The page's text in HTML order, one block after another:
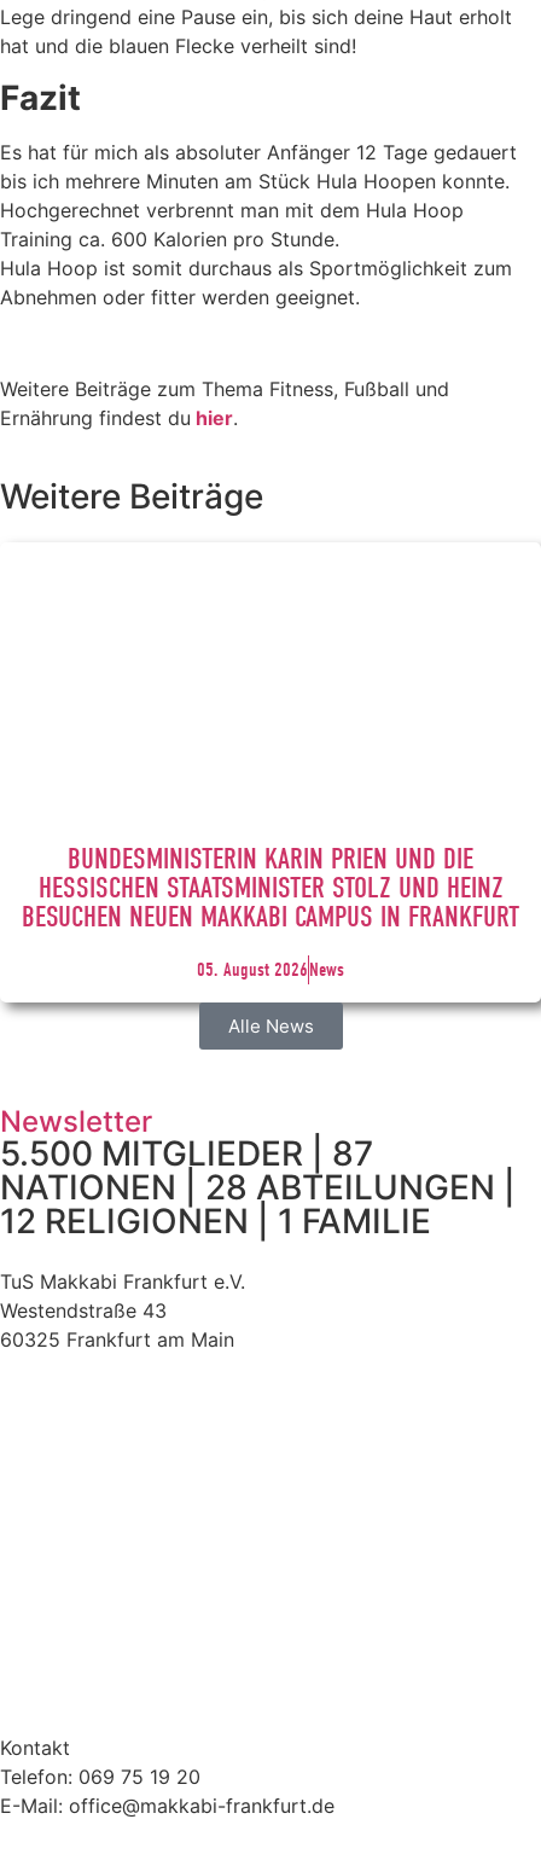
Lege dringend eine Pause ein, bis sich deine Haut erholt
hat und die blauen Flecke verheilt sind!
Fazit
Es hat für mich als absoluter Anfänger 12 Tage gedauert
bis ich mehrere Minuten am Stück Hula Hoopen konnte.
Hochgerechnet verbrennt man mit dem Hula Hoop
Training ca. 600 Kalorien pro Stunde.
Hula Hoop ist somit durchaus als Sportmöglichkeit zum
Abnehmen oder fitter werden geeignet.
Weitere Beiträge zum Thema Fitness, Fußball und
Ernährung findest du hier.
Weitere Beiträge
BUNDESMINISTERIN KARIN PRIEN UND DIE
HESSISCHEN STAATSMINISTER STOLZ UND HEINZ
BESUCHEN NEUEN MAKKABI CAMPUS IN FRANKFURT
05. August 2026News
Alle News
Newsletter
5.500 MITGLIEDER | 87
NATIONEN | 28 ABTEILUNGEN |
12 RELIGIONEN | 1 FAMILIE
TuS Makkabi Frankfurt e.V.
Westendstraße 43
60325 Frankfurt am Main
Kontakt
Telefon: 069 75 19 20
E-Mail: office@makkabi-frankfurt.de